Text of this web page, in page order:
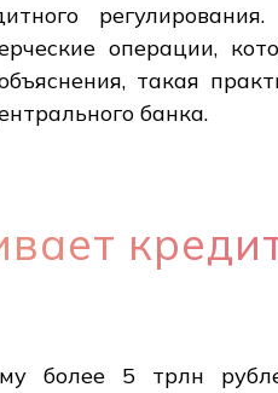
операции,
такая
банка.
более 5 трлн